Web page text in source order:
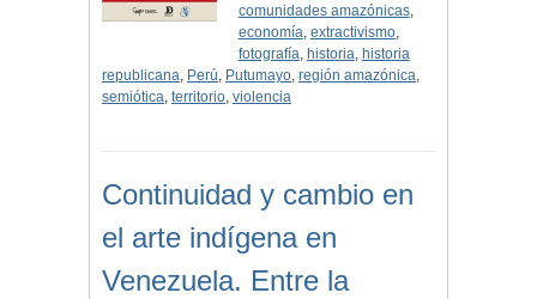
comunidades amazónicas,
economía, extractivismo,
fotografía, historia, historia
republicana, Perú, Putumayo, región amazónica,
semiótica, territorio, violencia
Continuidad y cambio en
el arte indígena en
Venezuela. Entre la